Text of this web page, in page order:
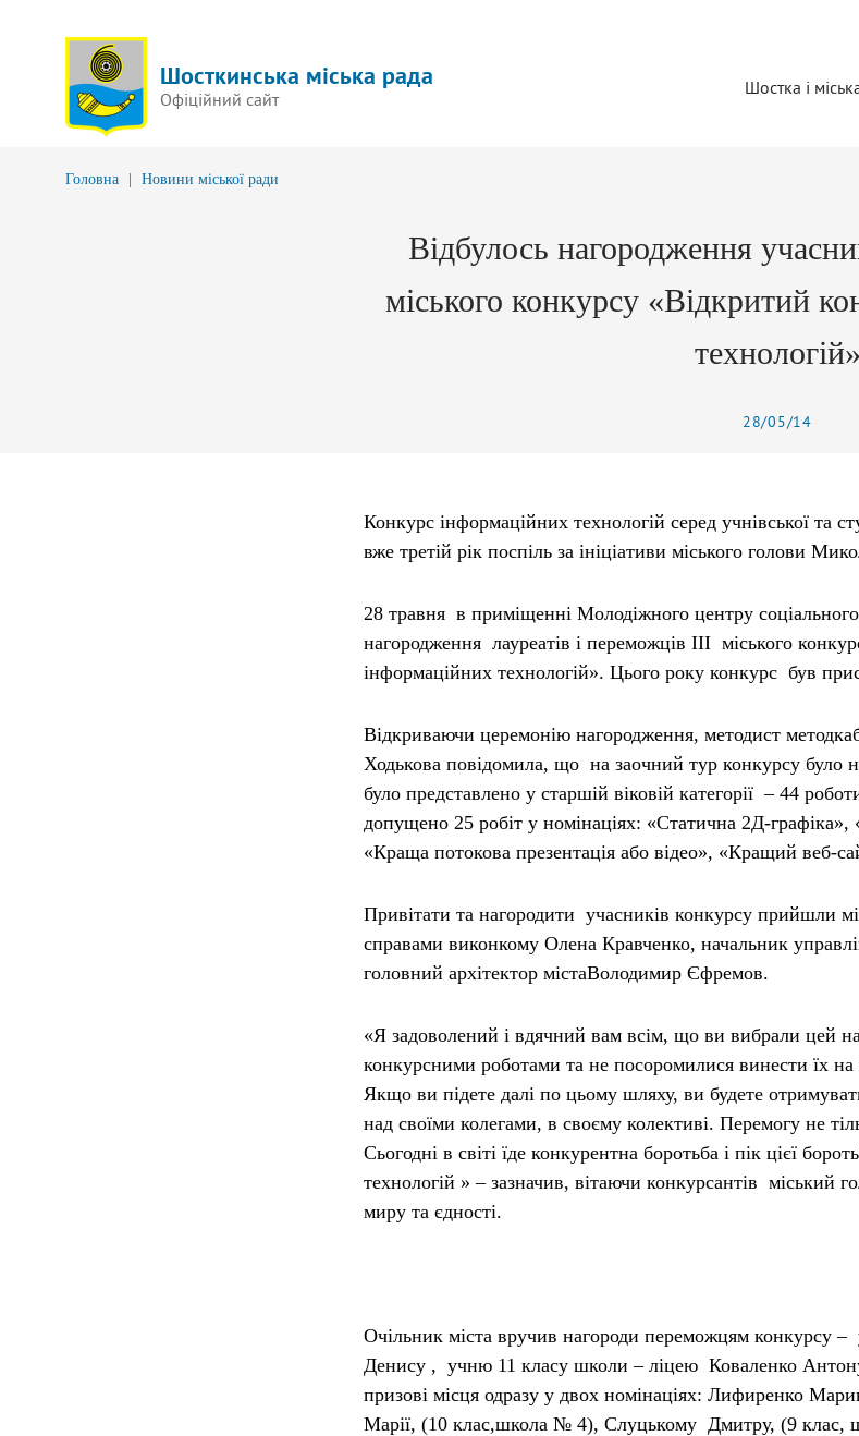
Шосткинська міська рада
Офіційний сайт
Шостка і
Головна Новини міської ради
Відбулось нагородження
міського конкурсу «Відкритий
технологій»
28/05/14
Конкурс інформаційних технологій серед учнівської та
вже третій рік поспіль за ініціативи міського голови
28 травня в приміщенні Молодіжного центру соціального
нагородження лауреатів і переможців ІІІ міського
інформаційних технологій». Цього року конкурс був
Відкриваючи церемонію нагородження, методист
Ходькова повідомила, що на заочний тур конкурсу було
було представлено у старшій віковій категорії – 44
допущено 25 робіт у номінаціях: «Статична 2Д-
«Краща потокова презентація або відео», «Кращий веб-
Привітати та нагородити учасників конкурсу прийшли
справами виконкому Олена Кравченко, начальник
головний архітектор містаВолодимир Єфремов.
«Я задоволений і вдячний вам всім, що ви вибрали цей
конкурсними роботами та не посоромилися винести їх
Якщо ви підете далі по цьому шляху, ви будете
над своїми колегами, в своєму колективі. Перемогу не
Сьогодні в світі їде конкурентна боротьба і пік цієї
технологій » – зазначив, вітаючи конкурсантів міський
миру та єдності.
Очільник міста вручив нагороди переможцям конкурсу
Денису , учню 11 класу школи – ліцею Коваленко
призові місця одразу у двох номінаціях: Лифиренко
Марії, (10 клас,школа № 4), Слуцькому Дмитру, (9 клас,